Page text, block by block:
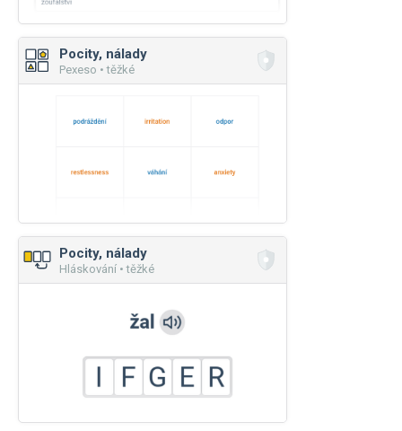
Pocity, nálady
Pexeso • těžké
Pocity, nálady
Hláskování • těžké